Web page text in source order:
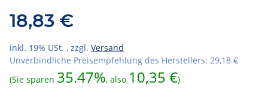
18,83 €
inkl. 19% USt. , zzgl. Versand
Unverbindliche Preisempfehlung des Herstellers: 29,18 €
(Sie sparen 35.47%, also 10,35 €)